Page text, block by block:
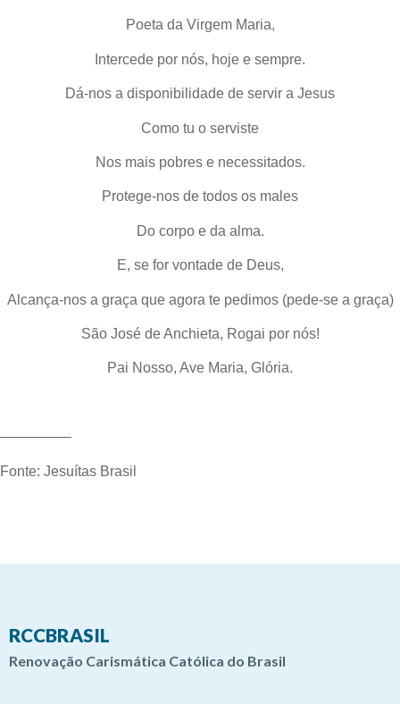
Poeta da Virgem Maria,
Intercede por nós, hoje e sempre.
Dá-nos a disponibilidade de servir a Jesus
Como tu o serviste
Nos mais pobres e necessitados.
Protege-nos de todos os males
Do corpo e da alma.
E, se for vontade de Deus,
Alcança-nos a graça que agora te pedimos (pede-se a graça)
São José de Anchieta, Rogai por nós!
Pai Nosso, Ave Maria, Glória.
—————
Fonte: Jesuítas Brasil
RCCBRASIL
Renovação Carismática Católica do Brasil